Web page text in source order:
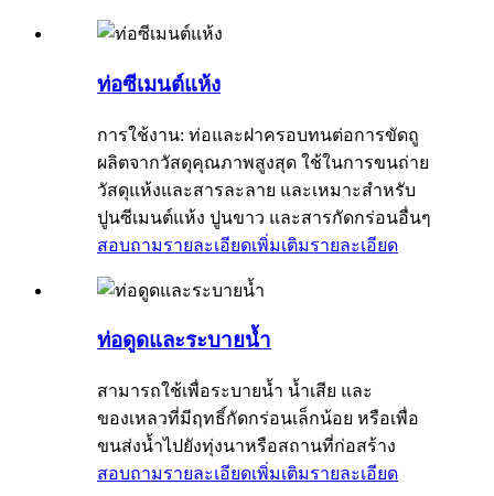
ท่อซีเมนต์แห้ง
การใช้งาน: ท่อและฝาครอบทนต่อการขัดถู
ผลิตจากวัสดุคุณภาพสูงสุด ใช้ในการขนถ่าย
วัสดุแห้งและสารละลาย และเหมาะสำหรับ
ปูนซีเมนต์แห้ง ปูนขาว และสารกัดกร่อนอื่นๆ
สอบถามรายละเอียดเพิ่มเติมรายละเอียด
ท่อดูดและระบายน้ำ
สามารถใช้เพื่อระบายน้ำ น้ำเสีย และ
ของเหลวที่มีฤทธิ์กัดกร่อนเล็กน้อย หรือเพื่อ
ขนส่งน้ำไปยังทุ่งนาหรือสถานที่ก่อสร้าง
สอบถามรายละเอียดเพิ่มเติมรายละเอียด